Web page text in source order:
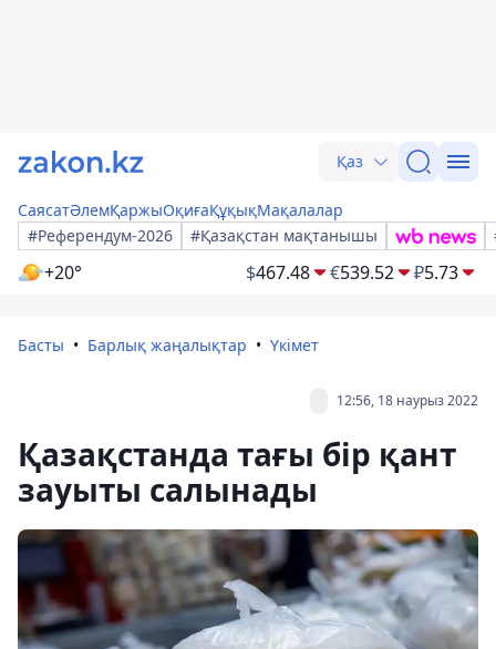
Қаз
СаясатӘлемҚаржыОқиғаҚұқықМақалалар
#Референдум-2026
#Қазақстан мақтанышы
+20° $467.48 €539.52 ₽5.73
Басты Барлық жаңалықтар Үкімет
12:56, 18 наурыз 2022
Қазақстанда тағы бір қант
зауыты салынады